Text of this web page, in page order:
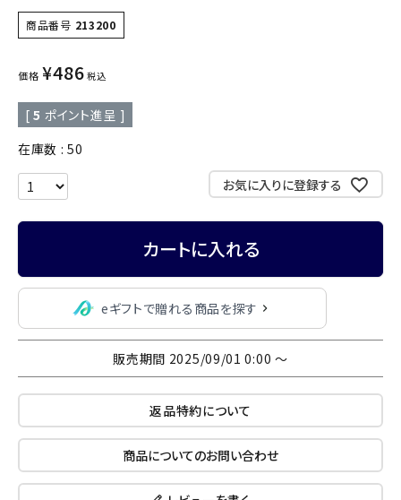
商品番号 213200
価格 ¥486 税込
[ 5 ポイント進呈 ]
在庫数
50
お気に入りに登録する
カートに入れる
eギフトで贈れる商品を探す
販売期間 2025/09/01 0:00 〜
返品特約について
商品についてのお問い合わせ